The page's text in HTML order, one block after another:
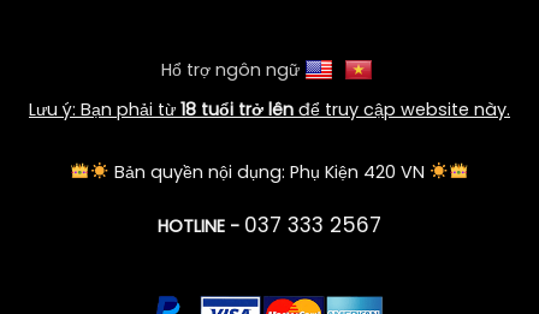
Hổ trợ ngôn ngữ
Lưu ý: Bạn phải từ 18 tuổi trở lên để truy cập website này.
Bản quyền nội dụng: Phụ Kiện 420 VN
HOTLINE - 037 333 2567